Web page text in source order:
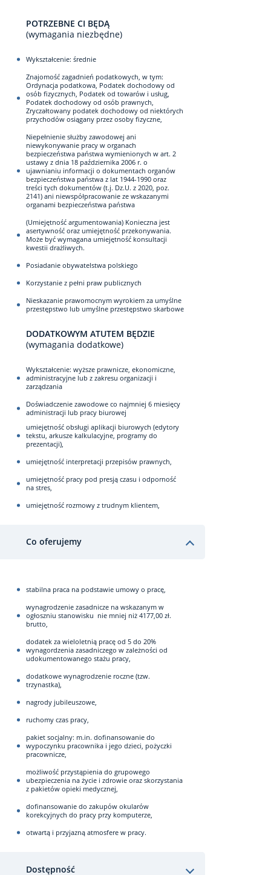
POTRZEBNE CI BĘDĄ
(wymagania niezbędne)
Wykształcenie: średnie
Znajomość zagadnień podatkowych, w tym:
Ordynacja podatkowa, Podatek dochodowy od
osób fizycznych, Podatek od towarów i usług,
Podatek dochodowy od osób prawnych,
Zryczałtowany podatek dochodowy od niektórych
przychodów osiągany przez osoby fizyczne,
Niepełnienie służby zawodowej ani
niewykonywanie pracy w organach
bezpieczeństwa państwa wymienionych w art. 2
ustawy z dnia 18 października 2006 r. o
ujawnianiu informacji o dokumentach organów
bezpieczeństwa państwa z lat 1944-1990 oraz
treści tych dokumentów (t.j. Dz.U. z 2020, poz.
2141) ani niewspółpracowanie ze wskazanymi
organami bezpieczeństwa państwa
(Umiejętność argumentowania) Konieczna jest
asertywność oraz umiejętność przekonywania.
Może być wymagana umiejętność konsultacji
kwestii drażliwych.
Posiadanie obywatelstwa polskiego
Korzystanie z pełni praw publicznych
Nieskazanie prawomocnym wyrokiem za umyślne
przestępstwo lub umyślne przestępstwo skarbowe
DODATKOWYM ATUTEM BĘDZIE
(wymagania dodatkowe)
Wykształcenie: wyższe prawnicze, ekonomiczne,
administracyjne lub z zakresu organizacji i
zarządzania
Doświadczenie zawodowe co najmniej 6 miesięcy
administracji lub pracy biurowej
umiejętność obsługi aplikacji biurowych (edytory
tekstu, arkusze kalkulacyjne, programy do
prezentacji),
umiejętność interpretacji przepisów prawnych,
umiejętność pracy pod presją czasu i odporność
na stres,
umiejętność rozmowy z trudnym klientem,
Co oferujemy
stabilna praca na podstawie umowy o pracę,
wynagrodzenie zasadnicze na wskazanym w
ogłoszniu stanowisku nie mniej niż 4177,00 zł.
brutto,
dodatek za wieloletnią pracę od 5 do 20%
wynagordzenia zasadniczego w zależności od
udokumentowanego stażu pracy,
dodatkowe wynagrodzenie roczne (tzw.
trzynastka),
nagrody jubileuszowe,
ruchomy czas pracy,
pakiet socjalny: m.in. dofinansowanie do
wypoczynku pracownika i jego dzieci, pożyczki
pracownicze,
możliwość przystąpienia do grupowego
ubezpieczenia na życie i zdrowie oraz skorzystania
z pakietów opieki medycznej,
dofinansowanie do zakupów okularów
korekcyjnych do pracy przy komputerze,
otwartą i przyjazną atmosfere w pracy.
Dostępność